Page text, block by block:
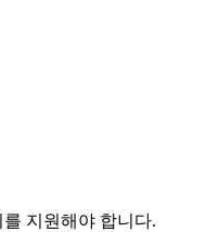
지원해야 합니다.